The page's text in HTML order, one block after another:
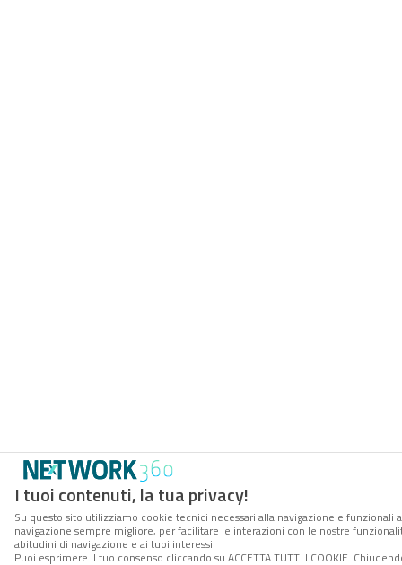
I tuoi contenuti, la tua privacy!
Su questo sito utilizziamo cookie tecnici necessari alla navigazione e
navigazione sempre migliore, per facilitare le interazioni con le nostre
abitudini di navigazione e ai tuoi interessi.
Puoi esprimere il tuo consenso cliccando su ACCETTA TUTTI I COOKIE.